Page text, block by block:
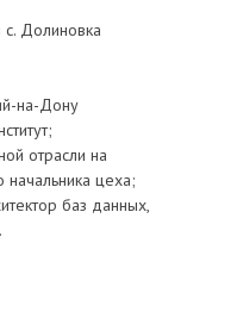
Долиновка
на-Дону
отрасли на
цеха;
баз данных,